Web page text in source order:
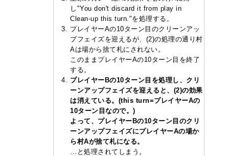
し"You don't discard it from play in
Clean-up this turn."を処理する。
プレイヤーAの10ターン目のクリーンアッ
プフェイズを迎えるが、(2)の処理の通り村
Aは場から捨て札にされない。
このままプレイヤーAの10ターン目を終了
する。
プレイヤーBの10ターン目を処理し、クリ
ーンアップフェイズを迎えると、(2)の効果
は消えている。(this turn=プレイヤーAの
10ターン目なので。)
よって、プレイヤーBの10ターン目のクリ
ーンアップフェイズにプレイヤーAの場か
ら村Aが捨て札になる。
…と処理されてしまう。